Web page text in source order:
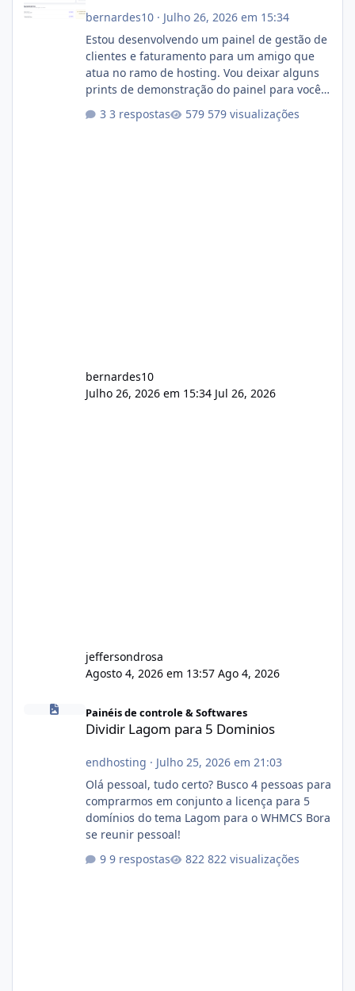
bernardes10· Julho 26, 2026 em 15:34
Estou desenvolvendo um painel de gestão de
clientes e faturamento para um amigo que
atua no ramo de hosting. Vou deixar alguns
prints de demonstração do painel para vocês
com cerca de 80% concluído e conta com
3 respostas 579 visualizações
bernardes10
Julho 26, 2026 em 15:34 Jul 26, 2026
jeffersondrosa
Agosto 4, 2026 em 13:57 Ago 4, 2026
Dividir Lagom para 5 Dominios
Painéis de controle & Softwares
Dividir Lagom para 5 Dominios
endhosting · Julho 25, 2026 em 21:03
Olá pessoal, tudo certo? Busco 4 pessoas para
comprarmos em conjunto a licença para 5
domínios do tema Lagom para o WHMCS Bora
se reunir pessoal!
9 respostas
822 visualizações